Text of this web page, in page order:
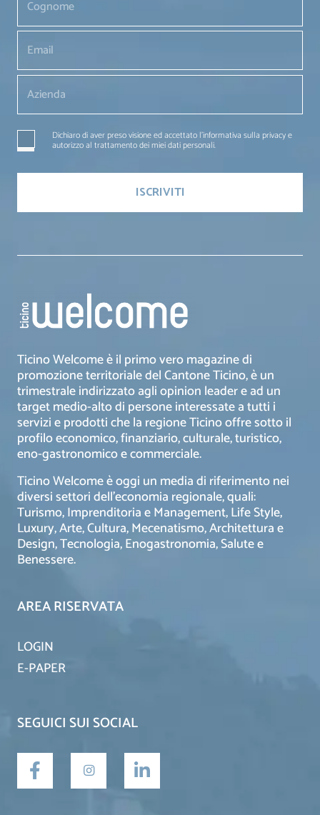
Dichiaro di aver preso visione ed accettato l'informativa sulla privacy e
autorizzo al trattamento dei miei dati personali.
Ticino Welcome è il primo vero magazine di
promozione territoriale del Cantone Ticino, è un
trimestrale indirizzato agli opinion leader e ad un
target medio-alto di persone interessate a tutti i
servizi e prodotti che la regione Ticino offre sotto il
profilo economico, finanziario, culturale, turistico,
eno-gastronomico e commerciale.
Ticino Welcome è oggi un media di riferimento nei
diversi settori dell’economia regionale, quali:
Turismo, Imprenditoria e Management, Life Style,
Luxury, Arte, Cultura, Mecenatismo, Architettura e
Design, Tecnologia, Enogastronomia, Salute e
Benessere.
AREA RISERVATA
LOGIN
E-PAPER
SEGUICI SUI SOCIAL